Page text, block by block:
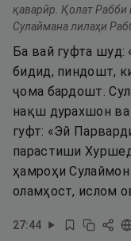
қаварӣр. Қолат Рабби
Сулаймана лилаҳи
Ба вай гуфта шуд:
бидид, пиндошт,
ҷома бардошт.
нақш дурахшон
гуфт: «Эй
парастиши
ҳамроҳи
оламҳост, ислом
27:44